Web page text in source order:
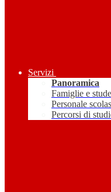
Servizi
Panoramica
Famiglie e
Personale
Percorsi di